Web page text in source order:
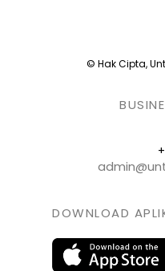
© Hak Cipta,
DOWNLOAD